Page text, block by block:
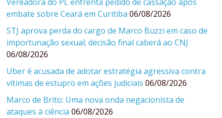
embate sobre Ceará em Curitiba 06/08/2026
STJ aprova perda do cargo de Marco Buzzi em caso de
importunação sexual; decisão final caberá ao CNJ
06/08/2026
Uber é acusada de adotar estratégia agressiva contra
vítimas de estupro em ações judiciais 06/08/2026
Marco de Brito: Uma nova onda negacionista de
ataques à ciência 06/08/2026